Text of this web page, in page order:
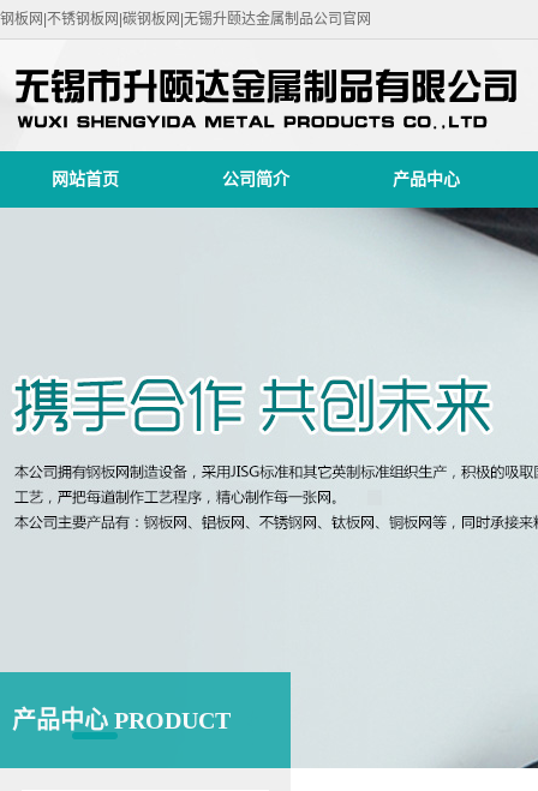
钢板网|不锈钢板网|碳钢板网|无锡升颐达金属制品公司官网
网站首页 公司简介 产品中心
产品中心 PRODUCT